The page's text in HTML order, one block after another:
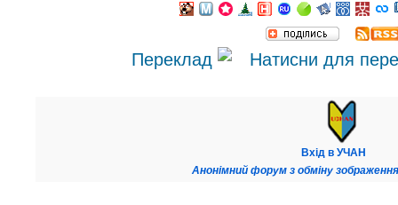
Переклад
Вхід в УЧАН
Анонімний форум з обміну